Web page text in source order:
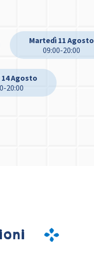
Martedì 11 Agosto
09:00-20:00
Agosto
20:00